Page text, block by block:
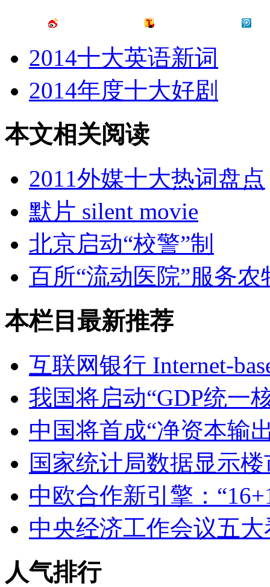
2014十大英语新词
2014年度十大好剧
本文相关阅读
2011外媒十大热词盘点
默片 silent movie
北京启动“校警”制
百所“流动医院”服务农
本栏目最新推荐
互联网银行 Internet-
我国将启动“GDP统一
中国将首成“净资本输
国家统计局数据显示楼
中欧合作新引擎：
中央经济工作会议五大
人气排行